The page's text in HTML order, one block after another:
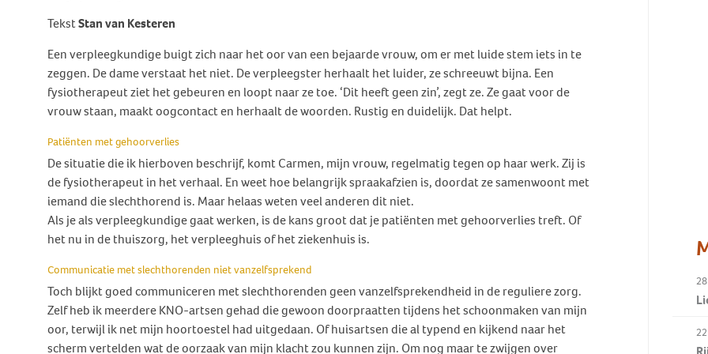
Botverankerd hoorsysteem
Vraagbaak
World Hearing Day
Evenwicht
Ervaringsverhalen Duizeligheid
en Evenwicht
Evenwichtsproblemen bij
kinderen
Wat doen wij voor jou?
Vraagbaak
Vrijwilligers
Klachten en geschillen
Vacatures
Adverteren
Contact
TekstStan van Kesteren
Een verpleegkundige buigt zich naar het oor van een bejaarde vrouw, om er met luide stem iets in te
zeggen. De dame verstaat het niet. De verpleegster herhaalt het luider, ze schreeuwt bijna. Een
fysiotherapeut ziet het gebeuren en loopt naar ze toe. ‘Dit heeft geen zin’, zegt ze. Ze gaat voor de
vrouw staan, maakt oogcontact en herhaalt de woorden. Rustig en duidelijk. Dat helpt.
Patiënten met gehoorverlies
De situatie die ik hierboven beschrijf, komt Carmen, mijn vrouw, regelmatig tegen op haar werk. Zij is
de fysiotherapeut in het verhaal. En weet hoe belangrijk spraakafzien is, doordat ze samenwoont met
iemand die slechthorend is. Maar helaas weten veel anderen dit niet.
Als je als verpleegkundige gaat werken, is de kans groot dat je patiënten met gehoorverlies treft. Of
het nu in de thuiszorg, het verpleeghuis of het ziekenhuis is.
Communicatie met slechthorenden niet vanzelfsprekend
Toch blijkt goed communiceren met slechthorenden geen vanzelfsprekendheid in de reguliere zorg.
Zelf heb ik meerdere KNO-artsen gehad die gewoon doorpraatten tijdens het schoonmaken van mijn
oor, terwijl ik net mijn hoortoestel had uitgedaan. Of huisartsen die al typend en kijkend naar het
scherm vertelden wat de oorzaak van mijn klacht zou kunnen zijn. Om nog maar te zwijgen over